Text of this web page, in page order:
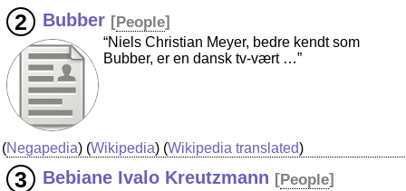
Bubber [People]
“Niels Christian Meyer, bedre kendt som
Bubber, er en dansk tv-vært …”
(Negapedia) (Wikipedia) (Wikipedia translated)
Bebiane Ivalo Kreutzmann [People]